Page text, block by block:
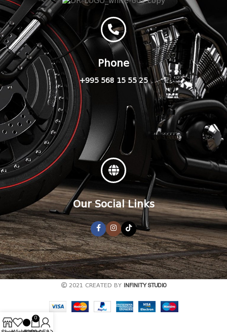
Phone
+995 568 15 55 25
Our Social Links
2021 CREATED BY INFINITY STUDIO
0